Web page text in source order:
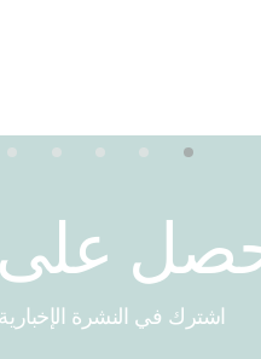
على
اشترك في النشرة